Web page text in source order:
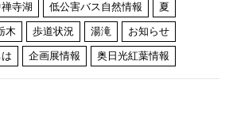
寺湖 低公害バス自然情報 夏
木 歩道状況 湯滝 お知らせ
企画展情報 奥日光紅葉情報